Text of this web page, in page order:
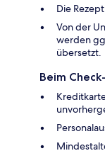
Die
Von der
werden
übersetzt.
Beim